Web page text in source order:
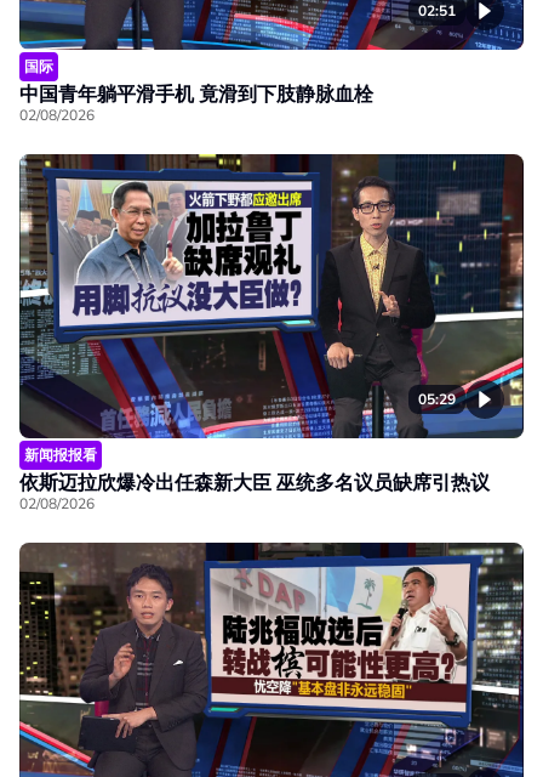
02:51
国际
中国青年躺平滑手机 竟滑到下肢静脉血栓
02/08/2026
05:29
新闻报报看
依斯迈拉欣爆冷出任森新大臣 巫统多名议员缺席引热议
02/08/2026